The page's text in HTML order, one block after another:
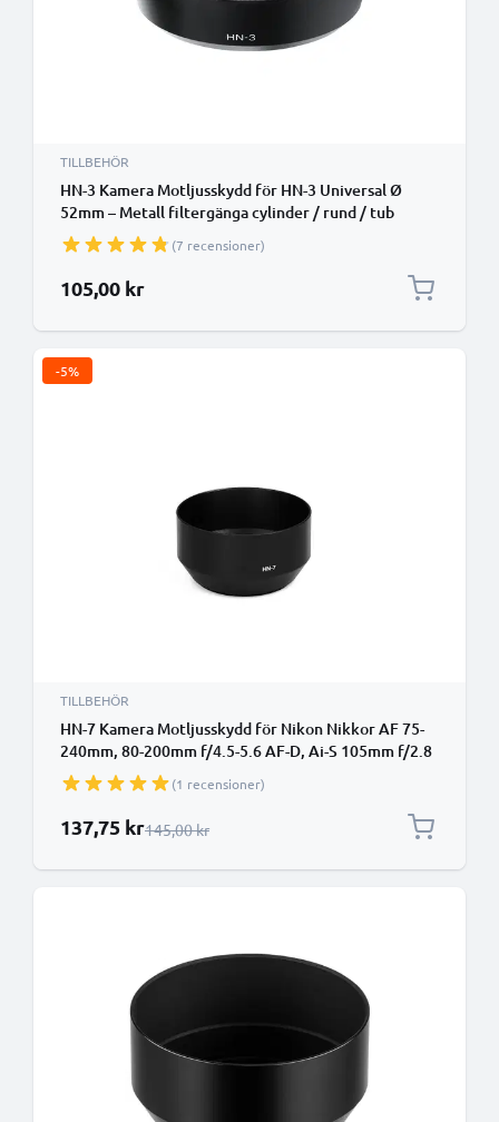
TILLBEHÖR
HN-3 Kamera Motljusskydd för HN-3 Universal Ø
52mm – Metall filtergänga cylinder / rund / tub
Motljusskydd från CELLONIC
(7 recensioner)
105,00 kr
-5%
TILLBEHÖR
HN-7 Kamera Motljusskydd för Nikon Nikkor AF 75-
240mm, 80-200mm f/4.5-5.6 AF-D, Ai-S 105mm f/2.8
– Plast cylinder / rund / tub Motljusskydd från
CELLONIC
(1 recensioner)
Specialpris
137,75 krOrdinarie pris
145,00 kr